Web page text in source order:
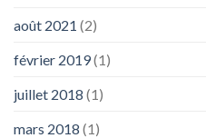
août 2021 (2)
février 2019(1)
juillet 2018 (1)
mars 2018 (1)